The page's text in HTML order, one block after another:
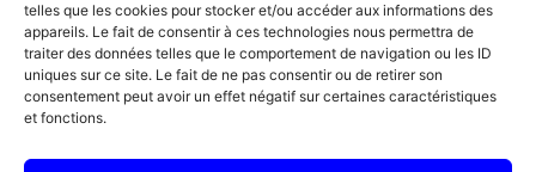
telles que les cookies pour stocker et/ou accéder aux informations des
appareils. Le fait de consentir à ces technologies nous permettra de
traiter des données telles que le comportement de navigation ou les ID
uniques sur ce site. Le fait de ne pas consentir ou de retirer son
consentement peut avoir un effet négatif sur certaines caractéristiques
et fonctions.
Les placers dans une
casserole avec le sucre.
Mouiller à hauteur avec de
l’eau et faire cuire à couvert.